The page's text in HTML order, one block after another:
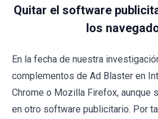
Quitar el software
los
En la fecha de nuestra
complementos de Ad Blaster en
Chrome o Mozilla Firefox, aunque
en otro software publicitario. Por